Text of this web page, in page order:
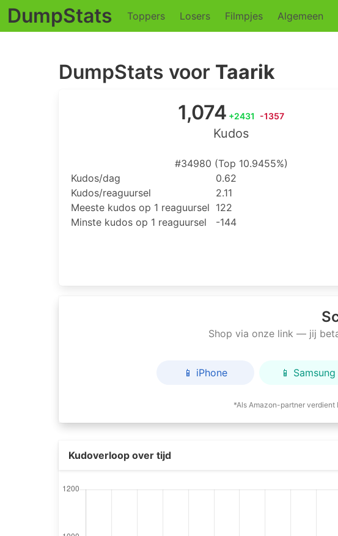
DumpStats Toppers Losers Filmpjes Algemeen
DumpStats voor Taarik
1,074 +2431 -1357
Kudos
#34980 (Top 10.9455%)
Kudos/dag
0.62
Kudos/reaguursel
2.11
Meeste kudos op 1 reaguursel 122
Minste kudos op 1 reaguursel
-144
Shop via onze link — jij
📱 iPhone 📱 Samsung
*Als Amazon-partner verdient
Kudoverloop over tijd